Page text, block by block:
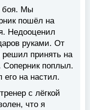
боя. Мы
пошёл на
Недооценил
руками. От
решил принять на
Соперник поплыл.
на настил.
с лёгкой
что я